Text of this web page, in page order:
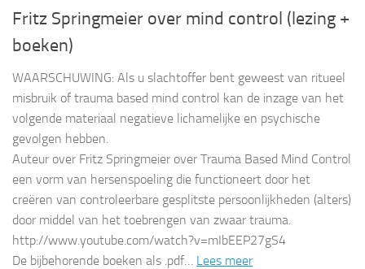
Fritz Springmeier over mind control (lezing +
boeken)
WAARSCHUWING: Als u slachtoffer bent geweest van ritueel
misbruik of trauma based mind control kan de inzage van het
volgende materiaal negatieve lichamelijke en psychische
gevolgen hebben.
Auteur over Fritz Springmeier over Trauma Based Mind Control
een vorm van hersenspoeling die functioneert door het
creëren van controleerbare gesplitste persoonlijkheden (alters)
door middel van het toebrengen van zwaar trauma.
http://www.youtube.com/watch?v=mIbEEP27gS4
De bijbehorende boeken als .pdf… Lees meer